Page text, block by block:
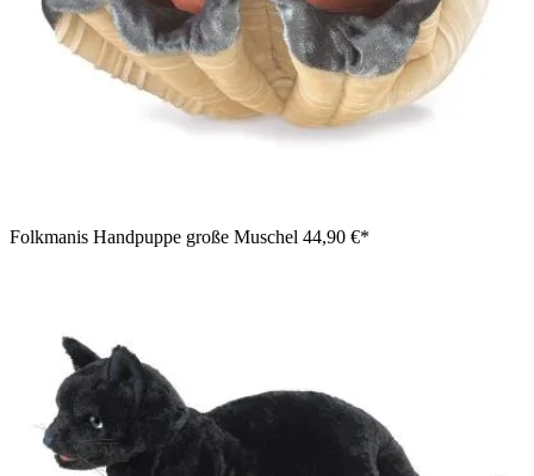
Folkmanis Handpuppe große Muschel 44,90 €*